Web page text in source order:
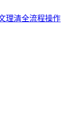
理清全流程操作